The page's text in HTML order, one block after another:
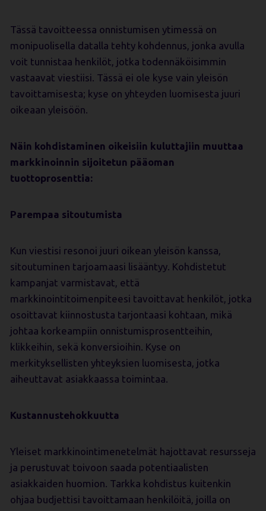
Tässä tavoitteessa onnistumisen ytimessä on
monipuolisella datalla tehty kohdennus, jonka avulla
voit tunnistaa henkilöt, jotka todennäköisimmin
vastaavat viestiisi. Tässä ei ole kyse vain yleisön
tavoittamisesta; kyse on yhteyden luomisesta juuri
oikeaan yleisöön.
Näin kohdistaminen oikeisiin kuluttajiin muuttaa
markkinoinnin sijoitetun pääoman
tuottoprosenttia:
Parempaa sitoutumista
Kun viestisi resonoi juuri oikean yleisön kanssa,
sitoutuminen tarjoamaasi lisääntyy. Kohdistetut
kampanjat varmistavat, että
markkinointitoimenpiteesi tavoittavat henkilöt, jotka
osoittavat kiinnostusta tarjontaasi kohtaan, mikä
johtaa korkeampiin onnistumisprosentteihin,
klikkeihin, sekä konversioihin. Kyse on
merkityksellisten yhteyksien luomisesta, jotka
aiheuttavat asiakkaassa toimintaa.
Kustannustehokkuutta
Yleiset markkinointimenetelmät hajottavat resursseja
ja perustuvat toivoon saada potentiaalisten
asiakkaiden huomion. Tarkka kohdistus kuitenkin
ohjaa budjettisi tavoittamaan henkilöitä, joilla on